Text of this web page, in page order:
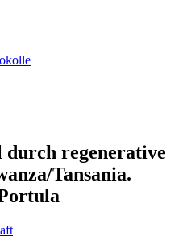
durch regenerative
Tansania.